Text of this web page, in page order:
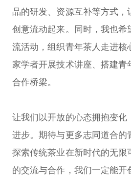
品的研发、资源互补等方式，
创意流动起来。同时，我也希
流活动，组织青年茶人走进核
家学者开展技术讲座、搭建青
合作桥梁。
让我们以开放的心态拥抱变化
进步。期待与更多志同道合的
探索传统茶业在新时代的无限
的交流与合作，我们一定能开